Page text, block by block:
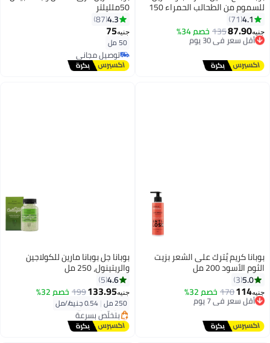
للسموم من الطحالب الحمراء 150
جم4.1
71
جنيه87.90
135 خصم 34% أقل سعر في 30 يوم
توصيل مجاني
50ملليلتر
4.3
87
جنيه75
50 مل
توصيل مجاني
توصيل مجاني
بوبانا كريم يُترك على الشعر بزيت
الثوم الأسود 200 مل
5.0
3
جنيه114
170 خصم 32%أقل سعر في 7 يوم
توصيل مجاني
أقل سعر في 7 يوم
بوبانا جل بوبانا مارين للكولاجين
والريتينول، 250 مل
4.6
5
جنيه133.95
199 خصم 32%
250 مل |
أقل سعر في السنة
توصيل مجاني
بتخلّص بسرعة